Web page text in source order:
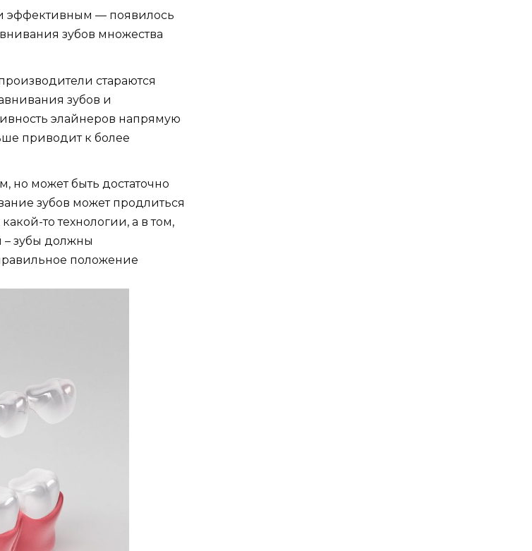
эффективным — появилось
зубов множества
стараются
зубов и
элайнеров напрямую
приводит к более
но может быть достаточно
зубов может продлиться
то технологии, а в том,
– зубы должны
положение